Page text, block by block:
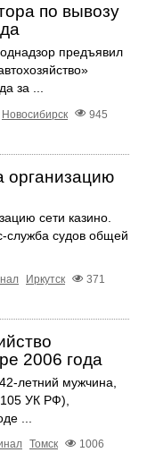
по вывозу
предъявил
за ...
Новосибирск
945
организацию
сети казино.
судов общей
Иркутск
371
2006 года
летний мужчина,
УК РФ),
...
Томск
1006